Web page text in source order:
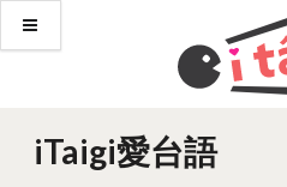
iTaigi愛台語